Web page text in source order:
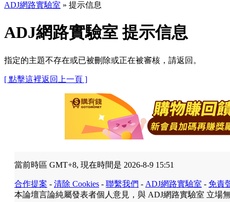
ADJ網路實驗室 » 提示信息
ADJ網路實驗室 提示信息
指定的主題不存在或已被刪除或正在被審核，請返回。
[ 點擊這裡返回上一頁 ]
當前時區 GMT+8, 現在時間是 2026-8-9 15:51
合作提案 - 清除 Cookies - 聯繫我們 - ADJ網路實驗室 - 免責
本論壇言論純屬發表者個人意見，與 ADJ網路實驗室 立場